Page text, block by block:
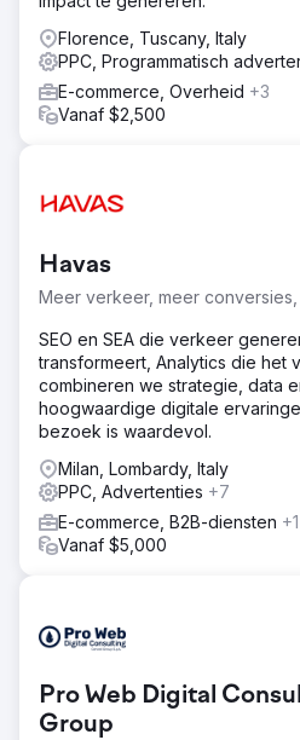
Florence, Tuscany, Italy
PPC, Programmatisch
E-commerce, Overheid +3
Vanaf $2,500
Havas
Meer verkeer, meer
SEO en SEA die verkeer
transformeert, Analytics die het
combineren we strategie, data
hoogwaardige digitale
bezoek is waardevol.
Milan, Lombardy, Italy
PPC, Advertenties +7
E-commerce, B2B-diensten +1
Vanaf $5,000
Pro Web Digital
Group